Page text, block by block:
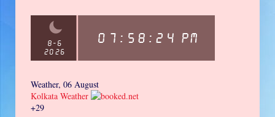
Weather, 06 August
Kolkata Weather
+29